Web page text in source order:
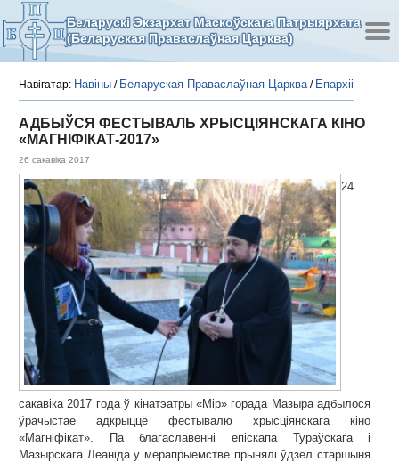
Беларускі Экзархат Маскоўскага Патрыярхата
(Беларуская Праваслаўная Царква)
Навігатар: Навіны / Беларуская Праваслаўная Царква/ Епархіі
АДБЫЎСЯ ФЕСТЫВАЛЬ ХРЫСЦІЯНСКАГА КІНО
«МАГНІФІКАТ-2017»
26 сакавіка 2017
24
сакавіка 2017 года ў кінатэатры «Мір» горада Мазыра адбылося
ўрачыстае адкрыццё фестывалю хрысціянскага кіно
«Магніфікат». Па благаславенні епіскапа Тураўскага і
Мазырскага Леаніда у мерапрыемстве прынялі ўдзел старшыня